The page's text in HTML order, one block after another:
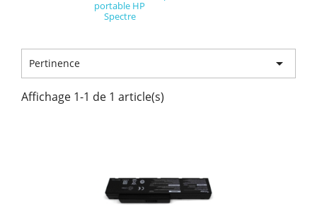
portable HP
Spectre
Pertinence 
Affichage 1-1 de 1 article(s)